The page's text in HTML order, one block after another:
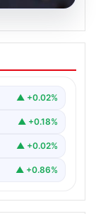
Katan
yaz
▲ +0.02%
▲ +0.18%
▲ +0.02%
▲ +0.86%